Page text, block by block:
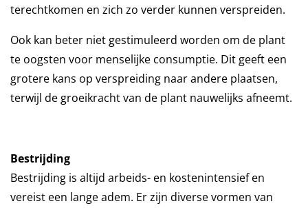
terechtkomen en zich zo verder kunnen verspreiden.
Ook kan beter niet gestimuleerd worden om de plant
te oogsten voor menselijke consumptie. Dit geeft een
grotere kans op verspreiding naar andere plaatsen,
terwijl de groeikracht van de plant nauwelijks afneemt.
Bestrijding
Bestrijding is altijd arbeids- en kostenintensief en
vereist een lange adem. Er zijn diverse vormen van